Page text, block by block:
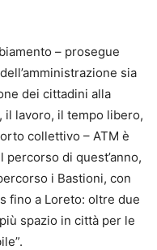
– prosegue
sia
dei cittadini alla
il lavoro, il tempo libero,
collettivo – ATM è
percorso di quest’anno,
i Bastioni, con
fino a Loreto: oltre due
spazio in città per le